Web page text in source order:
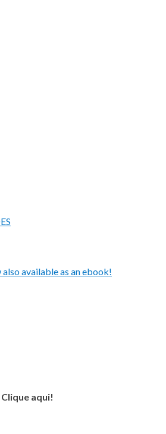
available as an ebook!
aqui!